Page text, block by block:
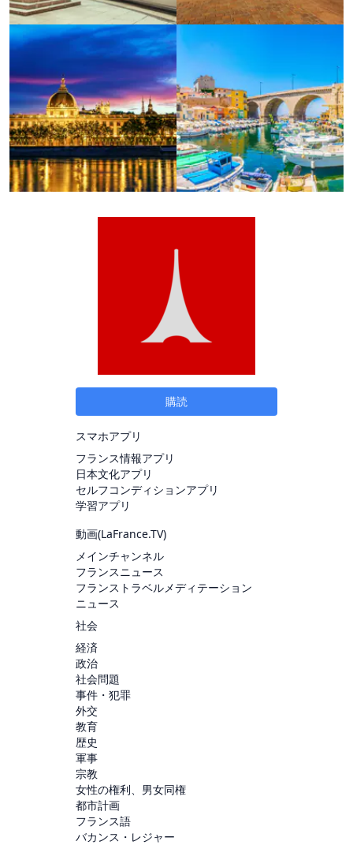
購読
スマホアプリ
フランス情報アプリ
日本文化アプリ
セルフコンディションアプリ
学習アプリ
動画(LaFrance.TV)
メインチャンネル
フランスニュース
フランストラベルメディテーション
ニュース
社会
経済
政治
社会問題
事件・犯罪
外交
教育
歴史
軍事
宗教
女性の権利、男女同権
都市計画
フランス語
バカンス・レジャー